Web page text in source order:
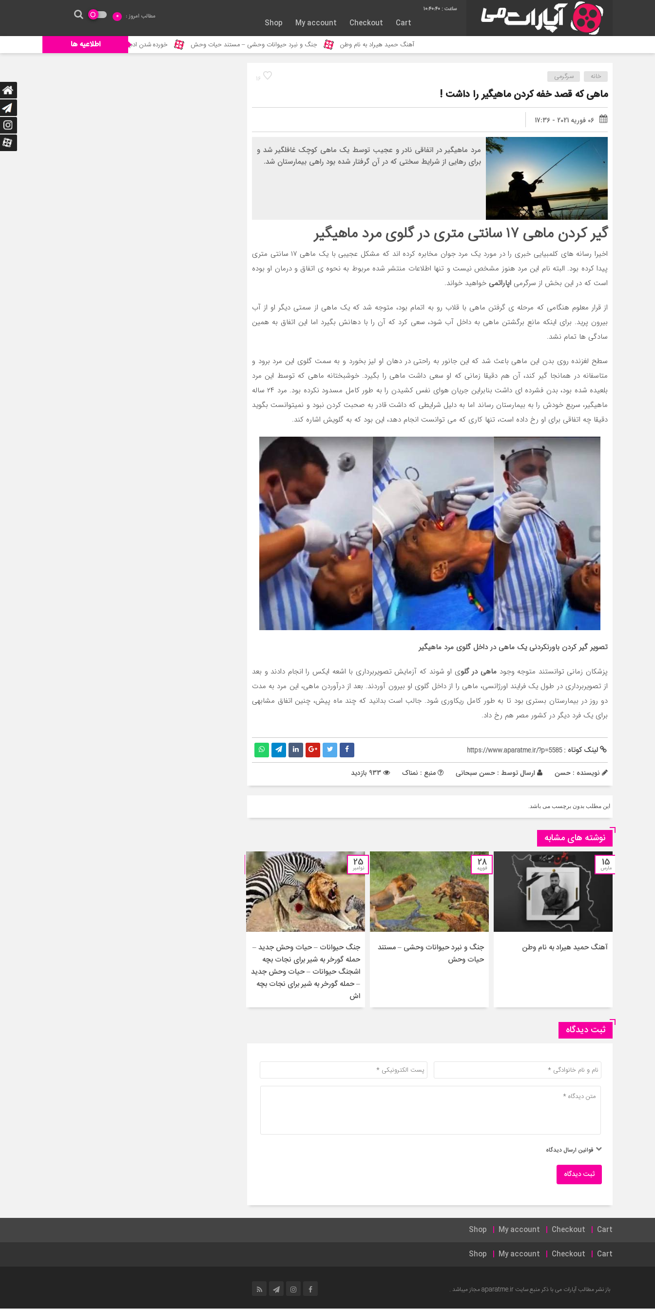
10:40:41
Cart
Checkout
My account
Shop
مطالب امروز : 0
اطلاعیه ها آهنگ حمید هیراد به نام وطن جنگ و نبرد حیوانات وحشی – مستند حیات وحش خورده شدن ادم توسط حیوانات وحشی جنگ حیوانات – حیات وحش
16 خانه سرگرمی
ماهی که قصد خفه کردن ماهیگیر را داشت !
06 فوریه 2021 - 17:36
مرد ماهیگیر در اتفاقی نادر و عجیب توسط یک ماهی کوچک غافلگیر شد و
برای رهایی از شرایط سختی که در آن گرفتار شده بود راهی بیمارستان شد.
گیر کردن ماهی ۱۷ سانتی متری در گلوی مرد ماهیگیر
اخیرا رسانه های کلمبیایی خبری را در مورد یک مرد جوان مخابره کرده اند که مشکل عجیبی با یک ماهی ۱۷ سانتی متری
پیدا کرده بود. البته نام این مرد هنوز مشخص نیست و تنها اطلاعات منتشر شده مربوط به نحوه ی اتفاق و درمان او بوده
است که در این بخش از سرگرمی اپاراتمی خواهید خواند.
از قرار معلوم هنگامی که مرحله ی گرفتن ماهی با قلاب رو به اتمام بود، متوجه شد که یک ماهی از سمتی دیگر او از آب
بیرون پرید. برای اینکه مانع برگشتن ماهی به داخل آب شود، سعی کرد که آن را با دهانش بگیرد اما این اتفاق به همین
سادگی ها تمام نشد.
سطح لغزنده روی بدن این ماهی باعث شد که این جانور به راحتی در دهان او لیز بخورد و به سمت گلوی این مرد برود و
متاسفانه در همانجا گیر کند، آن هم دقیقا زمانی که او سعی داشت ماهی را بگیرد. خوشبختانه ماهی که توسط این مرد
بلعیده شده بود، بدن فشرده ای داشت بنابراین جریان هوای نفس کشیدن را به طور کامل مسدود نکرده بود. مرد ۲۴ ساله
ماهیگیر، سریع خودش را به بیمارستان رساند اما به دلیل شرایطی که داشت قادر به صحبت کردن نبود و نمیتوانست بگوید
دقیقا چه اتفاقی برای او رخ داده است، تنها کاری که می توانست انجام دهد، این بود که به گلویش اشاره کند.
تصویر گیر کردن باورنکردنی یک ماهی در داخل گلوی مرد ماهیگیر
پزشکان زمانی توانستند متوجه وجود ماهی در گلوی او شوند که آزمایش تصویربرداری با اشعه ایکس را انجام دادند و بعد
از تصویربرداری در طول یک فرایند اورژانسی، ماهی را از داخل گلوی او بیرون آوردند. بعد از درآوردن ماهی، این مرد به مدت
دو روز در بیمارستان بستری بود تا به طور کامل ریکاوری شود. جالب است بدانید که چند ماه پیش، چنین اتفاق مشابهی
برای یک فرد دیگر در کشور مصر هم رخ داد.
لینک کوتاه :https://www.aparatme.ir/?p=5585
نویسنده : حسن ارسال توسط : حسن سبحانی منبع : نمناک
این مطلب بدون برچسب می باشد.
نوشته های مشابه
15
مارس
آهنگ حمید هیراد به نام وطن
28
فوریه
جنگ و نبرد حیوانات وحشی – مستند
حیات وحش
25
نوامبر
جنگ حیوانات – حیات وحش جدید –
حمله گورخر به شیر برای نجات بچه
اشجنگ حیوانات – حیات وحش جدید
– حمله گورخر به شیر برای نجات بچه
اش
ثبت دیدگاه
قوانین ارسال دیدگاه
ثبت دیدگاه
Cart
Checkout
My account
Shop
Cart
Checkout
My account
Shop
باز نشر مطالب آپارات می با ذکر منبع سایت aparatme.irمجاز میباشد .